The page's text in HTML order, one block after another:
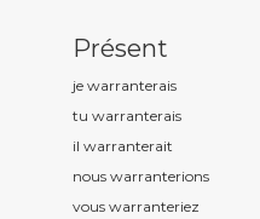
Présent
je warranterais
tu warranterais
il warranterait
nous warranterions
vous warranteriez